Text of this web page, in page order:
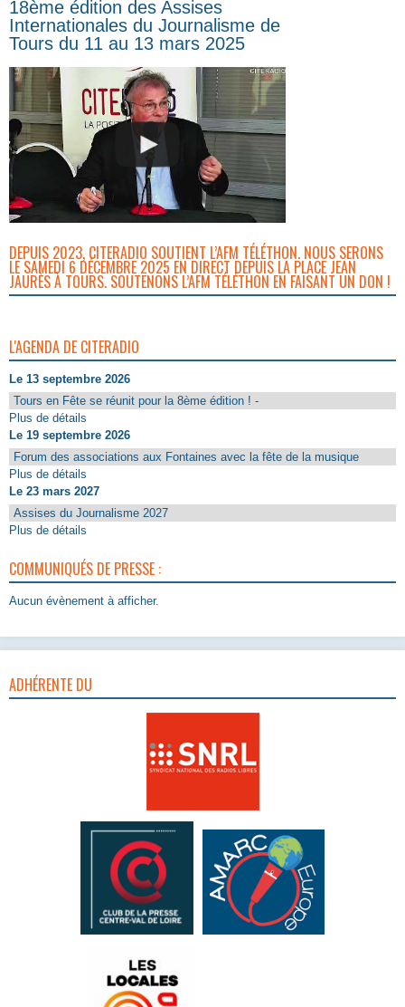
18ème édition des Assises
Internationales du Journalisme de
Tours du 11 au 13 mars 2025
DEPUIS 2023, CITERADIO SOUTIENT L’AFM TÉLÉTHON. NOUS SERONS
LE SAMEDI 6 DÉCEMBRE 2025 EN DIRECT DEPUIS LA PLACE JEAN
JAURÈS À TOURS. SOUTENONS L’AFM TÉLÉTHON EN FAISANT UN DON !
L'AGENDA DE CITERADIO
Le 13 septembre 2026
Tours en Fête se réunit pour la 8ème édition ! -
Plus de détails
Le 19 septembre 2026
Forum des associations aux Fontaines avec la fête de la musique
Plus de détails
Le 23 mars 2027
Assises du Journalisme 2027
Plus de détails
COMMUNIQUÉS DE PRESSE :
Aucun évènement à afficher.
ADHÉRENTE DU